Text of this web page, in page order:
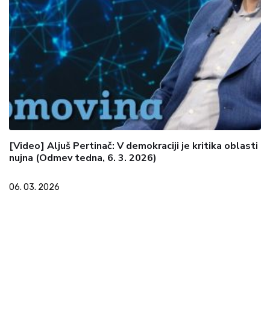
[Video] Aljuš Pertinač: V demokraciji je kritika oblasti
nujna (Odmev tedna, 6. 3. 2026)
06. 03. 2026